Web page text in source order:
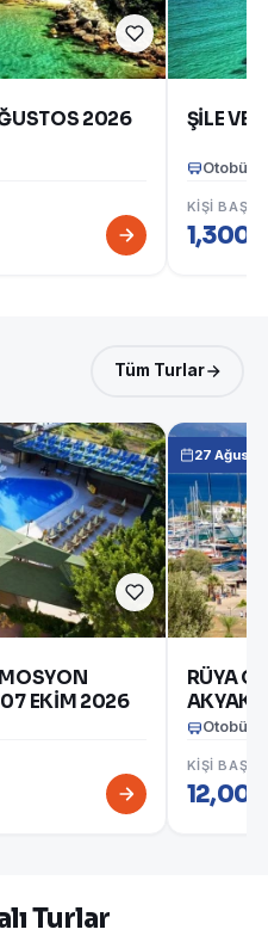
2026
Otobüs
KIŞI BAŞI
1,300 ₺
Tüm Turlar
ALANYA TATİL TURU 01-07 EKİM 2026
27
RÜYA
AKYAKA -
2026
Otobüs
KIŞI BAŞI
Turlar